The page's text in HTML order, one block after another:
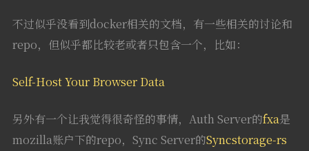
不过似乎没看到docker相关的文档，有一些相关的讨论和
repo，但似乎都比较老或者只包含一个，比如：
Self-Host Your Browser Data
另外有一个让我觉得很奇怪的事情，Auth Server的fxa是
mozilla账户下的repo，Sync Server的Syncstorage-rs